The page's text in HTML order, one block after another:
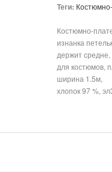
Теги:
Костюмно-
изнанка
держит средне,
для костюмов,
ширина 1.5м,
хлопок 97 %,